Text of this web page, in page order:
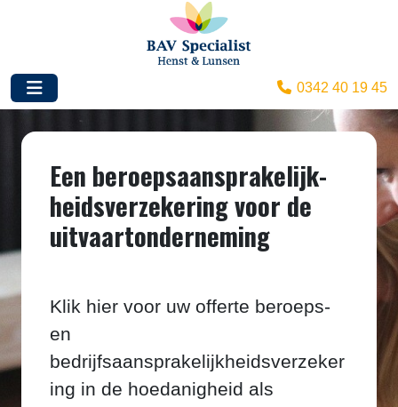
0342 40 19 45
Een beroepsaansprakelijk­
heids­verzekering voor de
uitvaartonderneming
Klik hier voor uw offerte beroeps-
en
bedrijfsaansprakelijkheidsverzeker
ing in de hoedanigheid als